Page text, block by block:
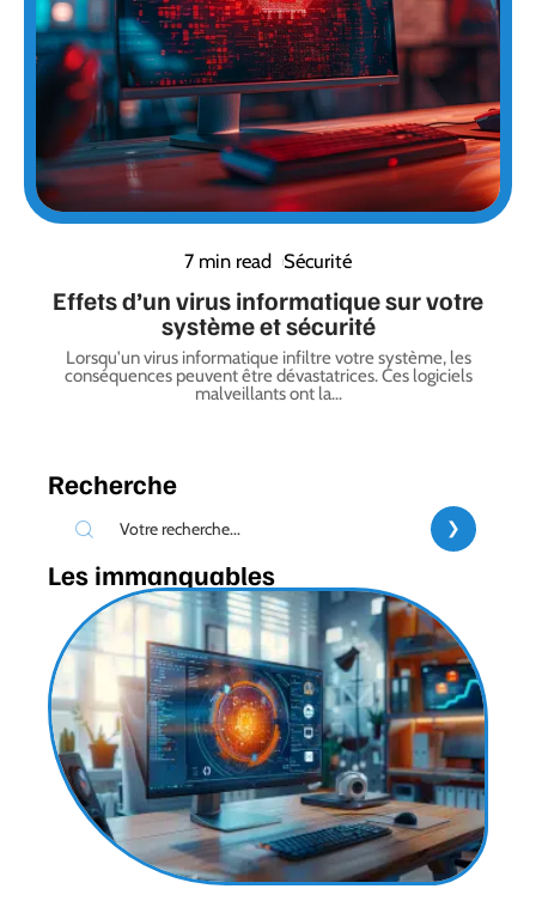
7 min read Sécurité
Effets d’un virus informatique sur votre
système et sécurité
Lorsqu'un virus informatique infiltre votre système, les
conséquences peuvent être dévastatrices. Ces logiciels
malveillants ont la…
Recherche
Les immanquables